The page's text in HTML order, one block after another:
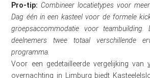
Pro-tip: Combineer locatietypes voor
Dag één in een kasteel voor de formele
groepsaccommodatie voor teambuilding.
deelnemers twee totaal verschillende
programma.
Voor een gedetailleerde vergelijking van
overnachting in Limburg biedt